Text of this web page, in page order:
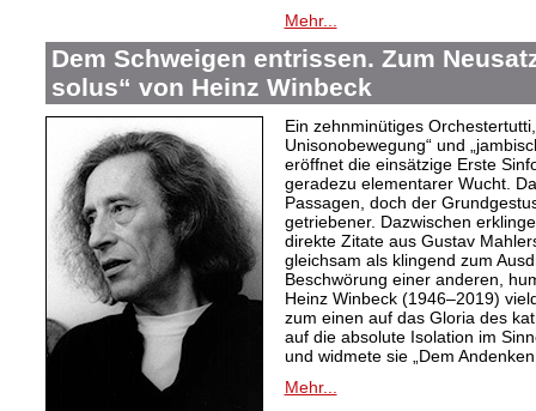
Mehr...
Dem Schweigen entrissen. Zum
solus“ von Heinz Winbeck
Ein zehnminütiges
Unisonobewegung“ und
eröffnet die einsätzige Erste
geradezu elementarer Wucht.
Passagen, doch der
getriebener. Dazwischen
direkte Zitate aus Gustav
gleichsam als klingend zum
Beschwörung einer anderen,
Heinz Winbeck (1946–2019)
zum einen auf das Gloria des
auf die absolute Isolation im
und widmete sie „Dem
Mehr...